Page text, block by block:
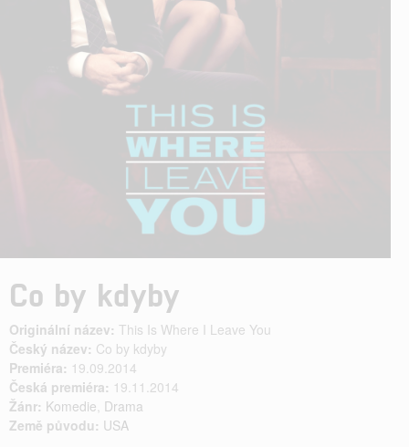
Co by kdyby
Originální název: This Is Where I Leave You
Český název: Co by kdyby
Premiéra: 19.09.2014
Česká premiéra: 19.11.2014
Žánr: Komedie Drama
Země původu: USA